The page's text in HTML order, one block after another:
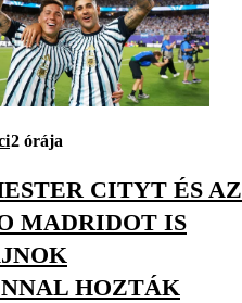
2 órája
CITYT ÉS AZ
MADRIDOT IS
HOZTÁK